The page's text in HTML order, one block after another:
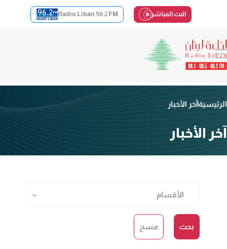
البث المباشر Radio Liban 96.2 FM
الرئيسيةآخر الأخبار
آخر الأخبار
بحث مسح